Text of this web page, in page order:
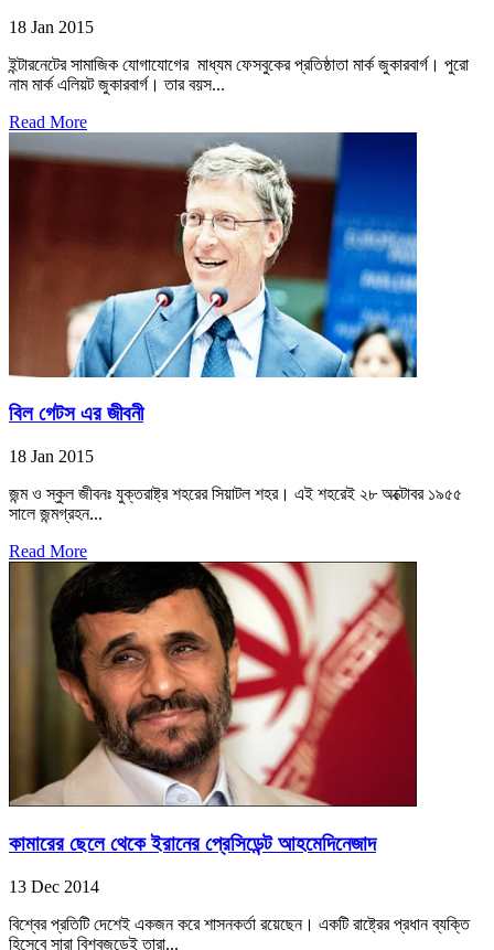
18 Jan 2015
ইন্টারনেটের সামাজিক যোগাযোগের মাধ্যম ফেসবুকের প্রতিষ্ঠাতা মার্ক জুকারবার্গ। পুরো
নাম মার্ক এলিয়ট জুকারবার্গ। তার বয়স...
Read More
বিল গেটস এর জীবনী
18 Jan 2015
জন্ম ও স্কুল জীবনঃ যুক্তরাষ্ট্র শহরের সিয়াটল শহর। এই শহরেই ২৮ অক্টোবর ১৯৫৫
সালে জন্মগ্রহন...
Read More
কামারের ছেলে থেকে ইরানের প্রেসিডেন্ট আহমেদিনেজাদ
13 Dec 2014
বিশ্বের প্রতিটি দেশেই একজন করে শাসনকর্তা রয়েছেন। একটি রাষ্ট্রের প্রধান ব্যক্তি
হিসেবে সারা বিশ্বজুড়েই তারা...